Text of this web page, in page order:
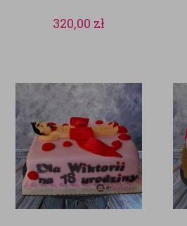
320,00 zł